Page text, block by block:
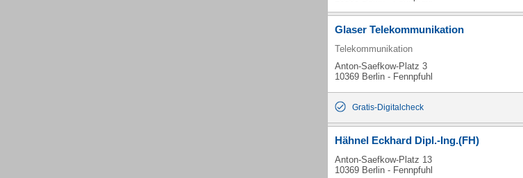
Glaser Telekommunikation
Telekommunikation
Anton-Saefkow-Platz 3
10369 Berlin - Fennpfuhl
Gratis-Digitalcheck
Hähnel Eckhard Dipl.-Ing.(FH)
Anton-Saefkow-Platz 13
10369 Berlin - Fennpfuhl